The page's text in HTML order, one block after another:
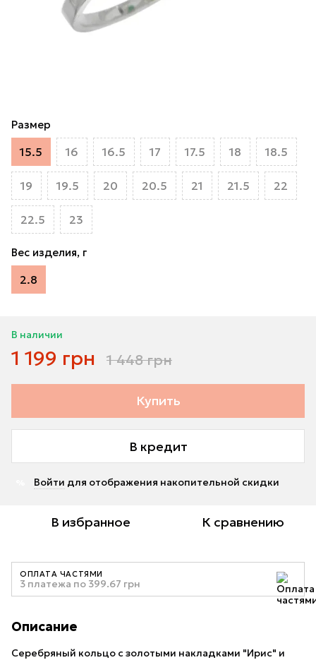
Размер
15.5 16 16.5 17 17.5 18 18.5
19 19.5 20 20.5 21 21.5 22
22.5 23
Вес изделия, г
2.8
В наличии
1 199 грн 1 448 грн
Купить
В кредит
Войти для отображения накопительной скидки
В избранное К сравнению
ОПЛАТА ЧАСТЯМИ
3 платежа по 399.67 грн
Описание
Серебряный кольцо с золотыми накладками "Ирис" и